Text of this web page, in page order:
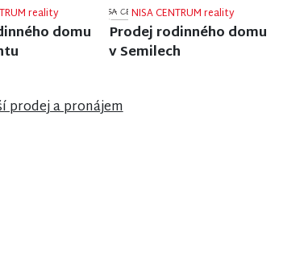
reality
domu
NISA CENTRUM reality
Prodej rodinného domu
ve Vrchlabí
prodej a pronájem